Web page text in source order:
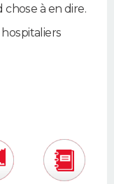
chose à en dire.